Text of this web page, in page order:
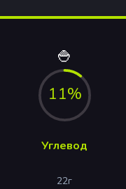
🍚
11%
Углевод
22г